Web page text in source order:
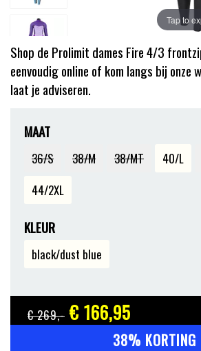
Tap to
Shop de Prolimit dames Fire 4/3
eenvoudig online of kom langs bij onze
laat je adviseren.
MAAT
36/S 38/M 38/MT 40/L
44/2XL
KLEUR
black/dust blue
€ 269,- € 166,95
38% KORTING